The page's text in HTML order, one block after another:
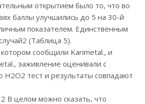
открытием было то, что во
баллы улучшились до 5 на 30-й
показателем. Единственным
(Таблица 5).
сообщили Karimetal., и
заживление оценивали с
тест и результаты совпадают
В целом можно сказать, что